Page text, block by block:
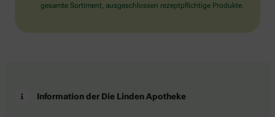
gesamte Sortiment, ausgeschlossen rezeptpflichtige Produkte.
Information der Die Linden Apotheke